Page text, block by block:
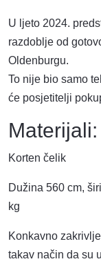
U ljeto 2024.
razdoblje od
Oldenburgu.
To nije bio samo
će posjetitelji
Materijali:
Korten čelik
Dužina 560 cm,
kg
Konkavno
takav način da su